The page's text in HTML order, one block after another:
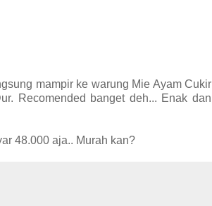
mampir ke warung Mie Ayam Cukir
Recomended banget deh... Enak dan
48.000 aja.. Murah kan?